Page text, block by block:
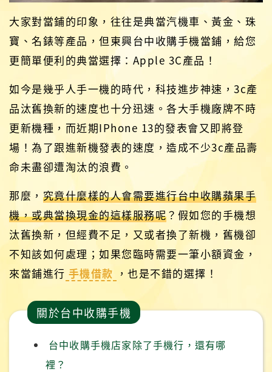
大家對當鋪的印象，往往是典當汽機車、黃金、珠
寶、名錶等產品，但東興台中收購手機當鋪，給您
更簡單便利的典當選擇：Apple 3C產品！
如今是幾乎人手一機的時代，科技進步神速，3c產
品汰舊換新的速度也十分迅速。各大手機廠牌不時
更新機種，而近期IPhone 13的發表會又即將登
場！為了跟進新機發表的速度，造成不少3c產品壽
命未盡卻遭淘汰的浪費。
那麼， 究竟什麼樣的人會需要進行台中收購蘋果手
機，或典當換現金的這樣服務呢？假如您的手機想
汰舊換新，但經費不足，又或者換了新機，舊機卻
不知該如何處理；如果您臨時需要一筆小額資金，
來當鋪進行 手機借款 ，也是不錯的選擇！
關於台中收購手機
台中收購手機店家除了手機行，還有哪
裡？